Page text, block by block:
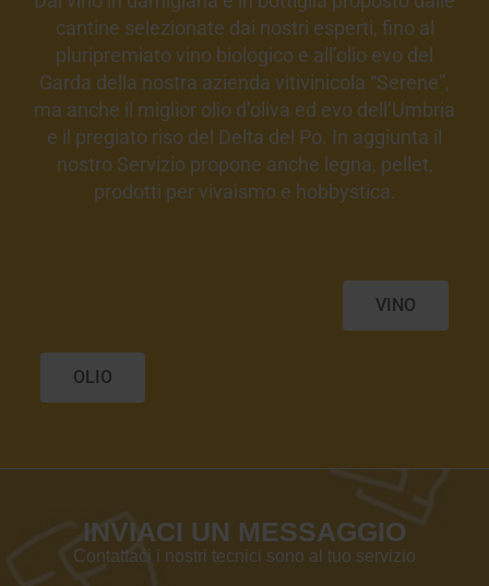
cantine selezionate dai nostri esperti, fino al
pluripremiato vino biologico e all’olio evo del
Garda della nostra azienda vitivinicola “Serene”,
ma anche il miglior olio d’oliva ed evo dell’Umbria
e il pregiato riso del Delta del Po. In aggiunta il
nostro Servizio propone anche legna, pellet,
prodotti per vivaismo e hobbystica.
VINO
OLIO
INVIACI UN MESSAGGIO
Contattaci i nostri tecnici sono al tuo servizio